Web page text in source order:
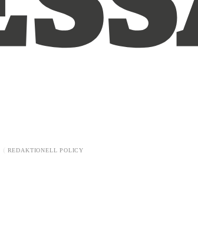
REDAKTIONELL POLICY